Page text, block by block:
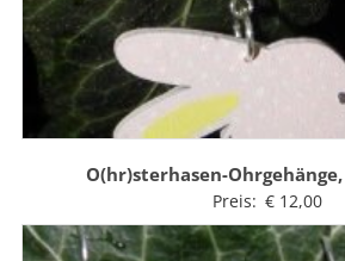
O(hr)sterhasen-
Preis: €12,00